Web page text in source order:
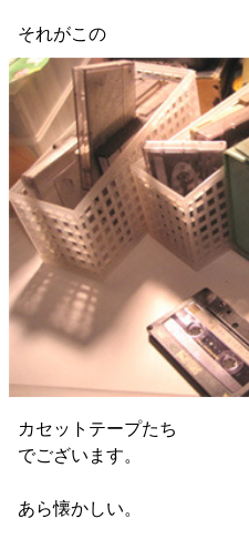
それがこの
カセットテープたち
でございます。
あら懐かしい。